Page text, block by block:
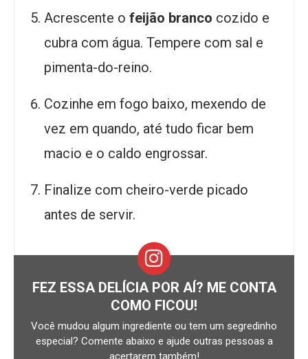
Acrescente o feijão branco cozido e
cubra com água. Tempere com sal e
pimenta-do-reino.
Cozinhe em fogo baixo, mexendo de
vez em quando, até tudo ficar bem
macio e o caldo engrossar.
Finalize com cheiro-verde picado
antes de servir.
FEZ ESSA DELÍCIA POR AÍ? ME CONTA
COMO FICOU!
Você mudou algum ingrediente ou tem um segredinho
especial? Comente abaixo e ajude outras pessoas a
acertarem também!